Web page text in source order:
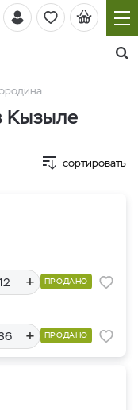
Кызыле
сортировать
+ ПРОДАНО
+ ПРОДАНО